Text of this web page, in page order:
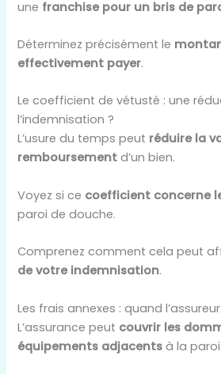
une franchise pour un bris de
Déterminez précisément le
effectivement payer.
Le coefficient de vétusté : une
l’indemnisation ?
L’usure du temps peut réduire la
remboursement d’un bien.
Voyez si ce coefficient concerne
paroi de douche.
Comprenez comment cela peut
de votre indemnisation.
Les frais annexes : quand
L’assurance peut couvrir les
équipements adjacents à la paroi.